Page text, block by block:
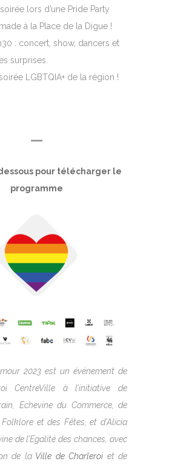
lors d’une Pride Party
à la Place de la Digue !
: concert, show, dancers et
surprises.
LGBTQIA+ de la région !
—
pour télécharger le
programme
2023 est un événement de
CentreVille à l’initiative de
Echevine du Commerce, de
et des Fêtes, et d’Alicia
de l’Egalité des chances, avec
de la Ville de Charleroi et de